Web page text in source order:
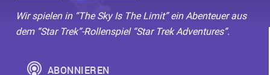
Wir spielen in “The Sky Is The Limit” ein Abenteuer aus
dem “Star Trek”-Rollenspiel “Star Trek Adventures”.